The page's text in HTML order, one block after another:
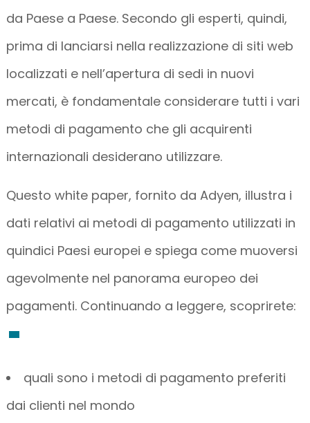
da Paese a Paese. Secondo gli esperti, quindi,
prima di lanciarsi nella realizzazione di siti web
localizzati e nell’apertura di sedi in nuovi
mercati, è fondamentale considerare tutti i vari
metodi di pagamento che gli acquirenti
internazionali desiderano utilizzare.
Questo white paper, fornito da Adyen, illustra i
dati relativi ai metodi di pagamento utilizzati in
quindici Paesi europei e spiega come muoversi
agevolmente nel panorama europeo dei
pagamenti. Continuando a leggere, scoprirete:
quali sono i metodi di pagamento preferiti
dai clienti nel mondo